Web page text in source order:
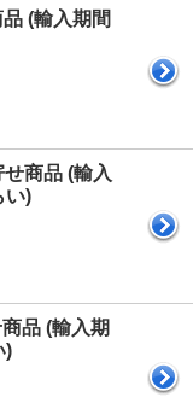
(輸入期間
商品 (輸入
い)
品 (輸入期
)